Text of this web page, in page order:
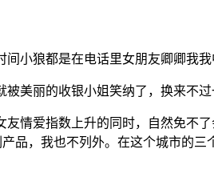
小狼都是在电话里女朋友卿卿我我
美丽的收银小姐笑纳了，换来不过
情爱指数上升的同时，自然免不
品，我也不列外。在这个城市的三